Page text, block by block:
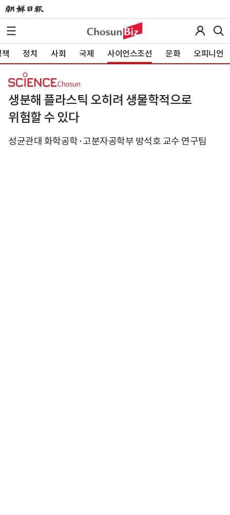
정치 사회 국제 사이언스조선 문화 오피니언
생분해 플라스틱 오히려 생물학적으로
위험할 수 있다
성균관대 화학공학·고분자공학부 방석호 교수 연구팀